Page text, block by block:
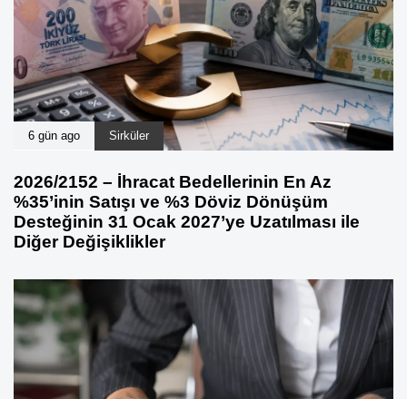
6 gün ago Sirküler
2026/2152 – İhracat Bedellerinin En Az
%35’inin Satışı ve %3 Döviz Dönüşüm
Desteğinin 31 Ocak 2027’ye Uzatılması ile
Diğer Değişiklikler